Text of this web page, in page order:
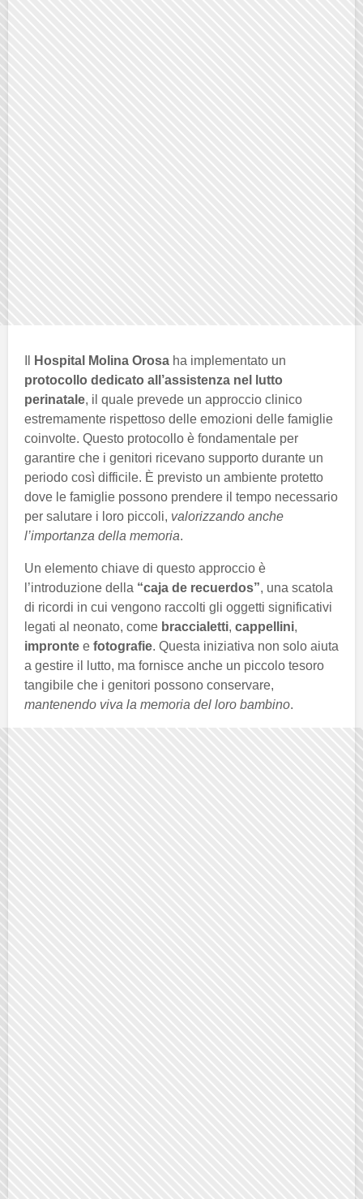
Hospital Molina Orosa ha implementato un
protocollo dedicato all’assistenza nel lutto
perinatale, il quale prevede un approccio clinico
estremamente rispettoso delle emozioni delle famiglie
coinvolte. Questo protocollo è fondamentale per
garantire che i genitori ricevano supporto durante un
periodo così difficile. È previsto un ambiente protetto
dove le famiglie possono prendere il tempo necessario
per salutare i loro piccoli, valorizzando anche
l’importanza della memoria.
Un elemento chiave di questo approccio è
l’introduzione della “caja de recuerdos”, una scatola
di ricordi in cui vengono raccolti gli oggetti significativi
legati al neonato, come braccialetti, cappellini,
impronte e fotografie. Questa iniziativa non solo aiuta
a gestire il lutto, ma fornisce anche un piccolo tesoro
tangibile che i genitori possono conservare,
mantenendo viva la memoria del loro bambino.